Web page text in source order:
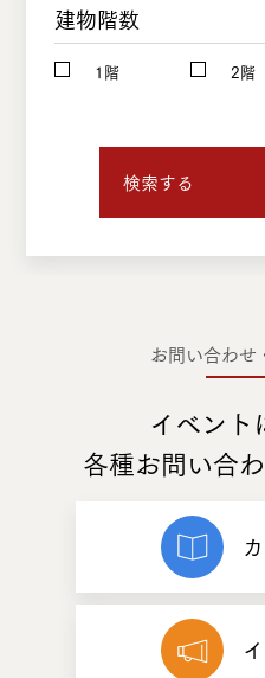
建物階数
1階 2階
検索する
お問い合わせ
イベント
各種お問い合